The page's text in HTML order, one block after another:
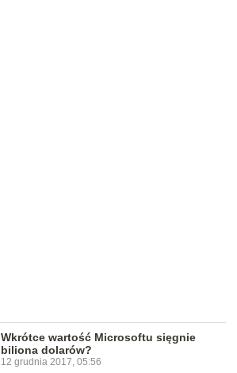
Wkrótce wartość Microsoftu sięgnie
biliona dolarów?
12 grudnia 2017, 05:56